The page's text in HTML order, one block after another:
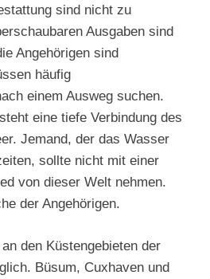
sind nicht zu
Ausgaben sind
Angehörigen sind
häufig
einem Ausweg suchen.
eine tiefe Verbindung des
Jemand, der das Wasser
sollte nicht mit einer
von dieser Welt nehmen.
der Angehörigen.
den Küstengebieten der
Büsum, Cuxhaven und